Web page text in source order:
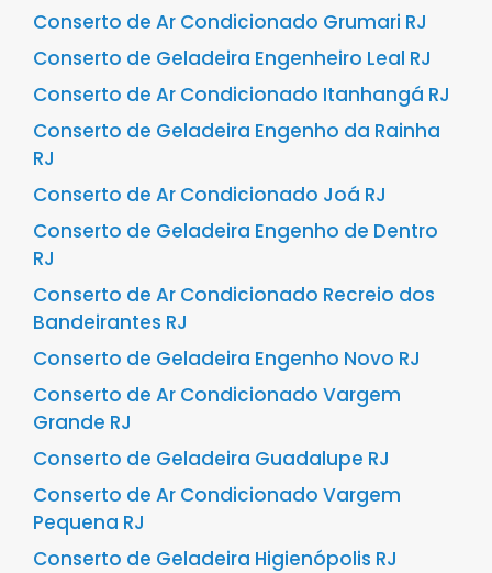
Conserto de Ar Condicionado Grumari RJ
Conserto de Geladeira Engenheiro Leal RJ
Conserto de Ar Condicionado Itanhangá RJ
Conserto de Geladeira Engenho da Rainha
RJ
Conserto de Ar Condicionado Joá RJ
Conserto de Geladeira Engenho de Dentro
RJ
Conserto de Ar Condicionado Recreio dos
Bandeirantes RJ
Conserto de Geladeira Engenho Novo RJ
Conserto de Ar Condicionado Vargem
Grande RJ
Conserto de Geladeira Guadalupe RJ
Conserto de Ar Condicionado Vargem
Pequena RJ
Conserto de Geladeira Higienópolis RJ